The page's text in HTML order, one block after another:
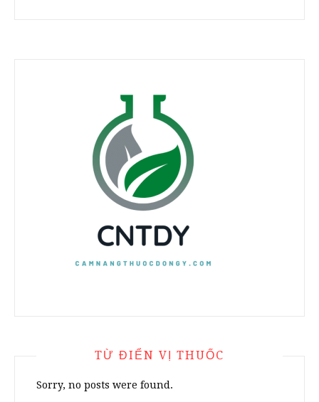
TỪ ĐIỂN VỊ THUỐC
Sorry, no posts were found.